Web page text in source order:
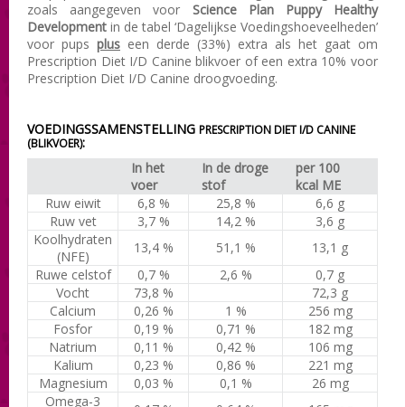
zoals aangegeven voor Science Plan Puppy Healthy
Development in de tabel ‘Dagelijkse Voedingshoeveelheden’
voor pups plus een derde (33%) extra als het gaat om
Prescription Diet I/D Canine blikvoer of een extra 10% voor
Prescription Diet I/D Canine droogvoeding.
VOEDINGSSAMENSTELLING PRESCRIPTION DIET I/D CANINE
(BLIKVOER):
In het
voer
In de droge
stof
per 100
kcal ME
Ruw eiwit
6,8 % 25,8 %
6,6 g
Ruw vet
3,7 % 14,2 %
3,6 g
Koolhydraten
(NFE)
13,4 % 51,1 %
13,1 g
Ruwe celstof
0,7 % 2,6 %
0,7 g
Vocht
73,8 %
72,3 g
Calcium
0,26 % 1 %
256 mg
Fosfor
0,19 % 0,71 %
182 mg
Natrium
0,11 % 0,42 %
106 mg
Kalium
0,23 % 0,86 %
221 mg
Magnesium
0,03 % 0,1 %
26 mg
Omega-3